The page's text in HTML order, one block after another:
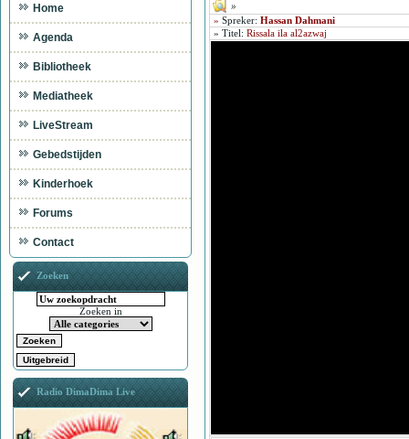
»
» Spreker: Hassan Dahmani
» Titel : Rissala ila al2azwaj
Home
Agenda
Bibliotheek
Mediatheek
LiveStream
Gebedstijden
Kinderhoek
Forums
Contact
Zoeken
Zoeken in
Radio DimaDima Live